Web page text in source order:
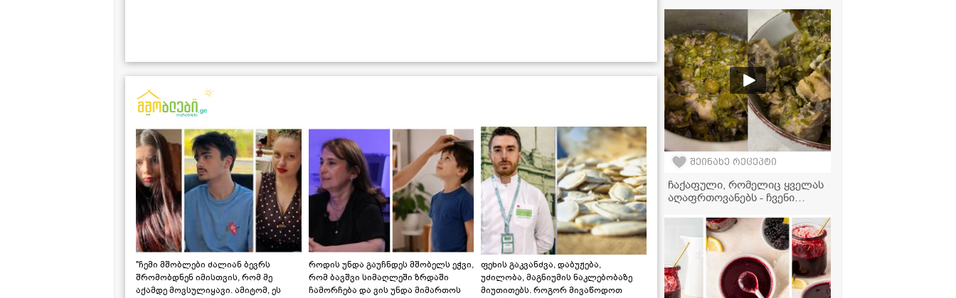
"ჩემი მშობლები ძალიან ბევრს
შრომობდნენ იმისთვის, რომ მე
აქამდე მოვსულიყავი. ამიტომ, ეს
როდის უნდა გაუჩნდეს მშობელს ეჭვი,
რომ ბავშვი სიმაღლეში ზრდაში
ჩამორჩება და ვის უნდა მიმართოს
ფეხის გაკვანძვა, დაბუჟება,
უძილობა, მაგნიუმის ნაკლებობაზე
მიუთითებს. როგორ მივაწოდოთ
ყველას აღაფრთოვანებს!
შეინახე რეცეპტი
ჩაქაფული, რომელიც ყველას
აღაფრთოვანებს - ჩვენი